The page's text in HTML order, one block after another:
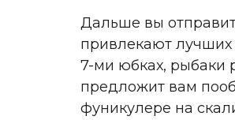
Дальше вы
привлекают
7-ми юбках, рыбаки
предложит вам
фуникулере на